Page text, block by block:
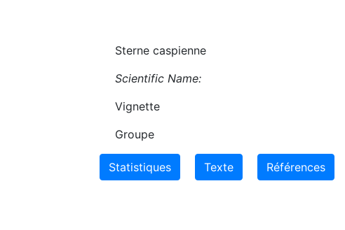
Sterne caspienne
Scientific Name:
Vignette
Groupe
Statistiques Texte
Références